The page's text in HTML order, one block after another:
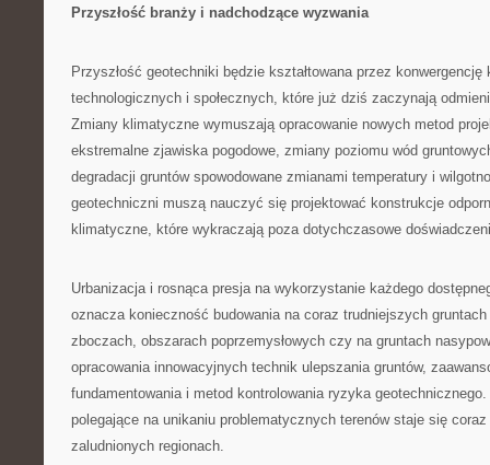
Przyszłość branży i nadchodzące wyzwania
Przyszłość geotechniki będzie kształtowana przez konwergencję
technologicznych i społecznych, które już dziś zaczynają
Zmiany klimatyczne wymuszają opracowanie nowych metod
ekstremalne zjawiska pogodowe, zmiany poziomu wód
degradacji gruntów spowodowane zmianami temperatury i
geotechniczni muszą nauczyć się projektować konstrukcje
klimatyczne, które wykraczają poza dotychczasowe
Urbanizacja i rosnąca presja na wykorzystanie każdego
oznacza konieczność budowania na coraz trudniejszych
zboczach, obszarach poprzemysłowych czy na gruntach
opracowania innowacyjnych technik ulepszania gruntów,
fundamentowania i metod kontrolowania ryzyka
polegające na unikaniu problematycznych terenów staje się
zaludnionych regionach.